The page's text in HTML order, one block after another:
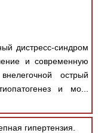
дистресс-синдром
и современную
острый
и мо...
гипертензия.